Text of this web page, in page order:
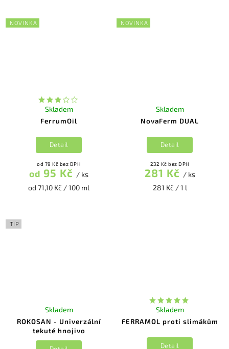
NOVINKA
FerrumOil
Skladem
od 79 Kč bez DPH
od 95 Kč / ks
od 71,10 Kč / 100 ml
Detail
NOVINKA
NovaFerm DUAL
Skladem
232 Kč bez DPH
281 Kč / ks
281 Kč / 1 l
Detail
TIP
ROKOSAN - Univerzální
tekuté hnojivo
Skladem
FERRAMOL proti slimákům
Skladem
Detail